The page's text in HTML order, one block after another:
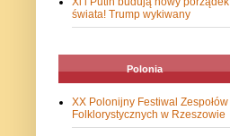
świata! Trump wykiwany
Polonia
XX Polonijny Festiwal Zespołów
Folklorystycznych w Rzeszowie